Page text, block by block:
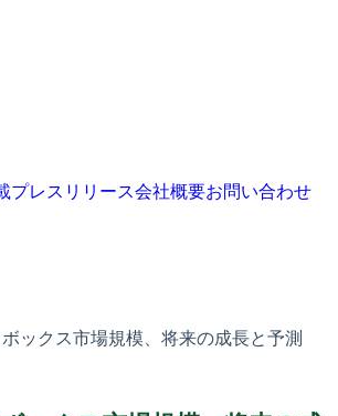
プレスリリース会社概要お問い合わせ
ックス市場規模、将来の成長と予測